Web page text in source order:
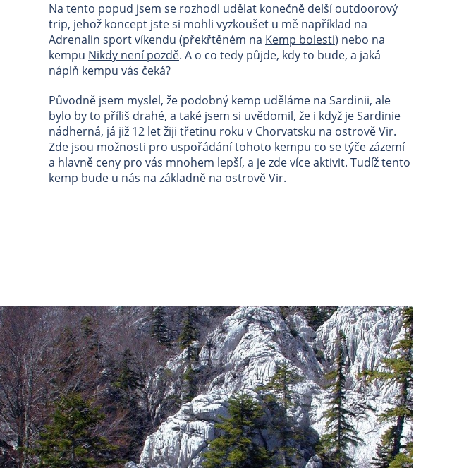
Na tento popud jsem se rozhodl udělat konečně delší outdoorový
trip, jehož koncept jste si mohli vyzkoušet u mě například na
Adrenalin sport víkendu (překřtěném na Kemp bolesti) nebo na
kempu Nikdy není pozdě. A o co tedy půjde, kdy to bude, a jaká
náplň kempu vás čeká?
Původně jsem myslel, že podobný kemp uděláme na Sardinii, ale
bylo by to příliš drahé, a také jsem si uvědomil, že i když je Sardinie
nádherná, já již 12 let žiji třetinu roku v Chorvatsku na ostrově Vir.
Zde jsou možnosti pro uspořádání tohoto kempu co se týče zázemí
a hlavně ceny pro vás mnohem lepší, a je zde více aktivit. Tudíž tento
kemp bude u nás na základně na ostrově Vir.